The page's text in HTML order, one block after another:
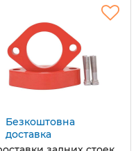
Безкоштовна
доставка